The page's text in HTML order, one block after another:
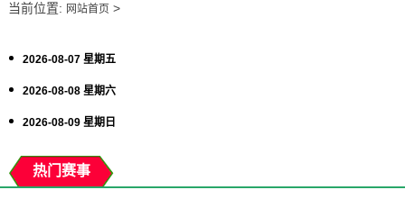
当前位置: 网站首页>
2026-08-07 星期五
2026-08-08 星期六
2026-08-09 星期日
热门赛事